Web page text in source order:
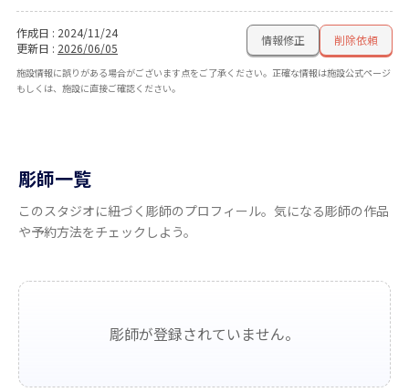
作成日 : 2024/11/24
更新日 : 2026/06/05
情報修正 削除依頼
施設情報に誤りがある場合がございます点をご了承ください。正確な情報は施設公式ページ
もしくは、施設に直接ご確認ください。
彫師一覧
このスタジオに紐づく彫師のプロフィール。気になる彫師の作品
や予約方法をチェックしよう。
彫師が登録されていません。